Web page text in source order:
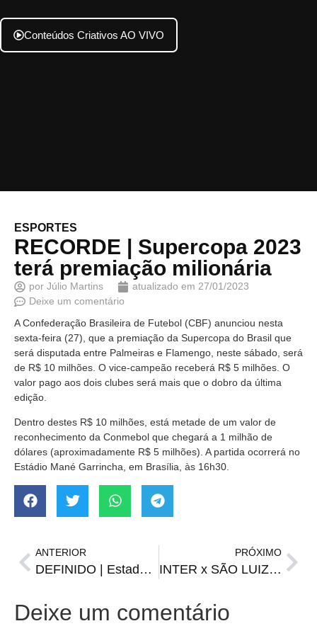
Conteúdos Criativos AO VIVO
ESPORTES
RECORDE | Supercopa 2023
terá premiação milionária
por Júlio Martins atualizado em 27/01/2023
Deixe um comentário
A Confederação Brasileira de Futebol (CBF) anunciou nesta
sexta-feira (27), que a premiação da Supercopa do Brasil que
será disputada entre Palmeiras e Flamengo, neste sábado, será
de R$ 10 milhões. O vice-campeão receberá R$ 5 milhões. O
valor pago aos dois clubes será mais que o dobro da última
edição.
Dentro destes R$ 10 milhões, está metade de um valor de
reconhecimento da Conmebol que chegará a 1 milhão de
dólares (aproximadamente R$ 5 milhões). A partida ocorrerá no
Estádio Mané Garrincha, em Brasília, às 16h30.
ANTERIOR
DEFINIDO | Estados Unidos sediará Copa América em 2024
PRÓXIMO
INTER x SÃO LUIZ | onde assistir, escalações, horário e arbitragem
Deixe um comentário